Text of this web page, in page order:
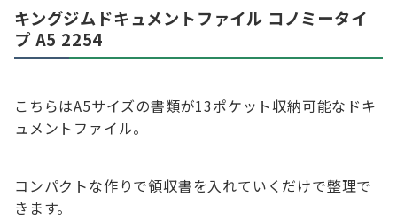
キングジムドキュメントファイル コノミータイ
プ A5 2254
こちらはA5サイズの書類が13ポケット収納可能なドキ
ュメントファイル。
コンパクトな作りで領収書を入れていくだけで整理で
きます。